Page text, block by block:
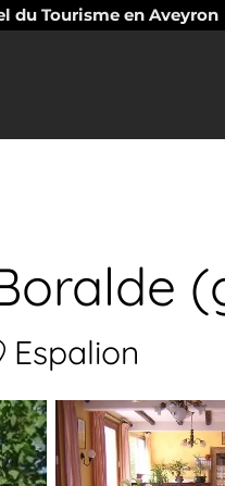
du Tourisme en Aveyron
Espalion